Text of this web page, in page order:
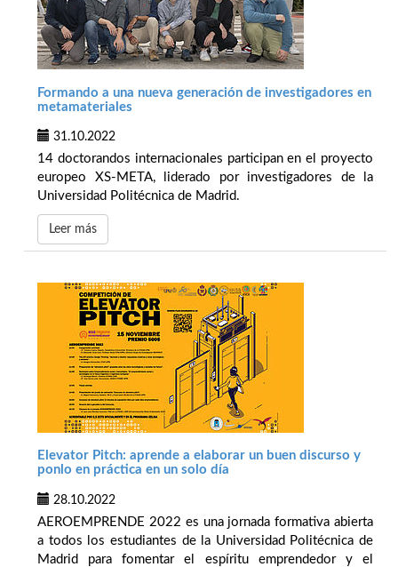
Formando a una nueva generación de investigadores en
metamateriales
31.10.2022
14 doctorandos internacionales participan en el proyecto
europeo XS-META, liderado por investigadores de la
Universidad Politécnica de Madrid.
Leer más
Elevator Pitch: aprende a elaborar un buen discurso y
ponlo en práctica en un solo día
28.10.2022
AEROEMPRENDE 2022 es una jornada formativa abierta
a todos los estudiantes de la Universidad Politécnica de
Madrid para fomentar el espíritu emprendedor y el